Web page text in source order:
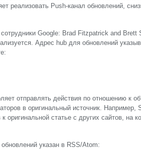
реализовать Push-канал обновлений,
Google: Brad Fitzpatrick and Brett
Адрес hub для обновлений
отправлять действия по отношению к
в оригинальный источник. Например,
оригинальной статье с других сайтов, на
указан в RSS/Atom: